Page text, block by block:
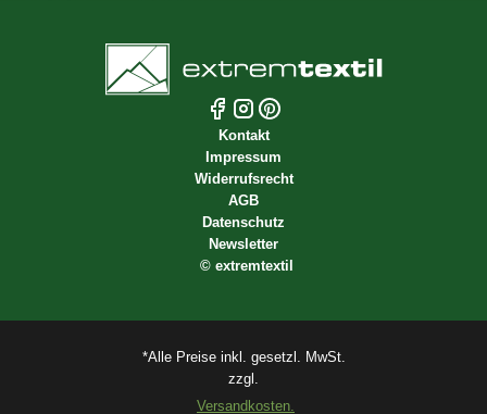
Kontakt
Impressum
Widerrufsrecht
AGB
Datenschutz
Newsletter
© extremtextil
*Alle Preise inkl. gesetzl. MwSt.
zzgl.
Versandkosten.